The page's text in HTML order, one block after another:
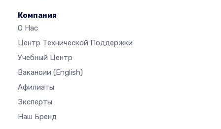
Компания
О Нас
Центр Технической Поддержки
Учебный Центр
Вакансии (English)
Афилиаты
Эксперты
Наш Бренд